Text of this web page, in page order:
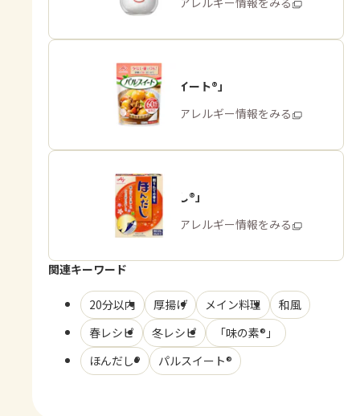
「パルスイート®」
商品・アレルギー情報をみる
「ほんだし®」
商品・アレルギー情報をみる
関連キーワード
20分以内 厚揚げ メイン料理
和風
春レシピ
冬レシピ
「味の素®」
ほんだし®
パルスイート®